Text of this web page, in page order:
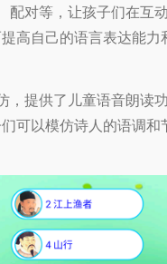
配对等，让孩子们在互
高自己的语言表达能力
，提供了儿童语音朗读
可以模仿诗人的语调和